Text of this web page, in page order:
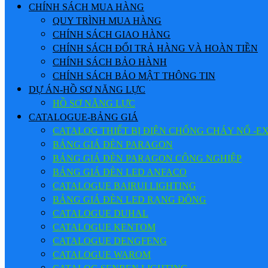
CHÍNH SÁCH MUA HÀNG
QUY TRÌNH MUA HÀNG
CHÍNH SÁCH GIAO HÀNG
CHÍNH SÁCH ĐỔI TRẢ HÀNG VÀ HOÀN TIỀN
CHÍNH SÁCH BẢO HÀNH
CHÍNH SÁCH BẢO MẬT THÔNG TIN
DỰ ÁN-HỒ SƠ NĂNG LỰC
HỒ SƠ NĂNG LỰC
CATALOGUE-BẢNG GIÁ
CATALOG THIẾT BỊ ĐIỆN CHỐNG CHÁY NỔ -
BẢNG GIÁ ĐÈN PARAGON
BẢNG GIÁ ĐÈN PARAGON CÔNG NGHIỆP
BẢNG GIÁ ĐÈN LED ANFACO
CATALOGUE BAIRUI LIGHTING
BẢNG GIÁ ĐÈN LED RẠNG ĐÔNG
CATALOGUE DUHAL
CATALOGUE KENTOM
CATALOGUE DENGFENG
CATALOGUE WAROM